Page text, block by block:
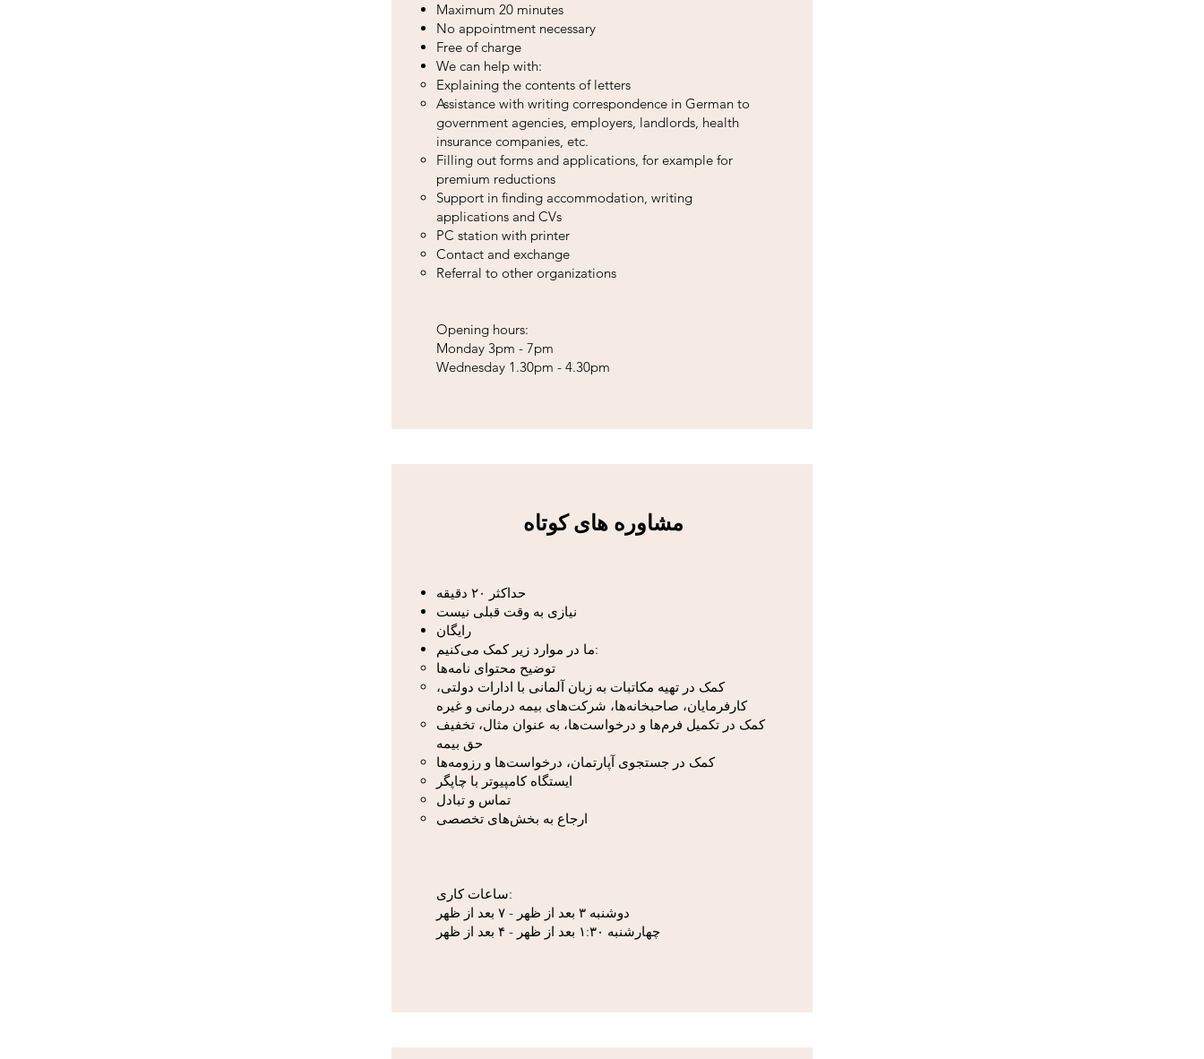
Maximum 20 minutes
No appointment necessary
Free of charge
We can help with:
Explaining the contents of letters
Assistance with writing correspondence in German to
government agencies, employers, landlords, health
insurance companies, etc.
Filling out forms and applications, for example for
premium reductions
Support in finding accommodation, writing
applications and CVs
PC station with printer
Contact and exchange
Referral to other organizations​
Opening hours:
Monday 3pm - 7pm
Wednesday 1.30pm - 4.30pm
حداکثر ۲۰ دقیقه
نیازی به وقت قبلی نیست
رایگان
ما در موارد زیر کمک می‌کنیم:
توضیح محتوای نامه‌ها
کمک در تهیه مکاتبات به زبان آلمانی با ادارات دولتی،
کارفرمایان، صاحبخانه‌ها، شرکت‌های بیمه درمانی و غیره
کمک در تکمیل فرم‌ها و درخواست‌ها، به عنوان مثال، تخفیف
حق بیمه
کمک در جستجوی آپارتمان، درخواست‌ها و رزومه‌ها
ایستگاه کامپیوتر با چاپگر
تماس و تبادل
ارجاع به بخش‌های تخصصی
ساعات کاری:
دوشنبه ۳ بعد از ظهر - ۷ بعد از ظهر
چهارشنبه ۱:۳۰ بعد از ظهر - ۴ بعد از ظهر